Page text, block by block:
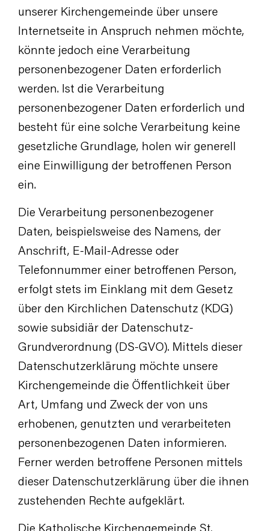
unserer Kirchengemeinde über unsere
Internetseite in Anspruch nehmen möchte,
könnte jedoch eine Verarbeitung
personenbezogener Daten erforderlich
werden. Ist die Verarbeitung
personenbezogener Daten erforderlich und
besteht für eine solche Verarbeitung keine
gesetzliche Grundlage, holen wir generell
eine Einwilligung der betroffenen Person
ein.
Die Verarbeitung personenbezogener
Daten, beispielsweise des Namens, der
Anschrift, E-Mail-Adresse oder
Telefonnummer einer betroffenen Person,
erfolgt stets im Einklang mit dem Gesetz
über den Kirchlichen Datenschutz (KDG)
sowie subsidiär der Datenschutz-
Grundverordnung (DS-GVO). Mittels dieser
Datenschutzerklärung möchte unsere
Kirchengemeinde die Öffentlichkeit über
Art, Umfang und Zweck der von uns
erhobenen, genutzten und verarbeiteten
personenbezogenen Daten informieren.
Ferner werden betroffene Personen mittels
dieser Datenschutzerklärung über die ihnen
zustehenden Rechte aufgeklärt.